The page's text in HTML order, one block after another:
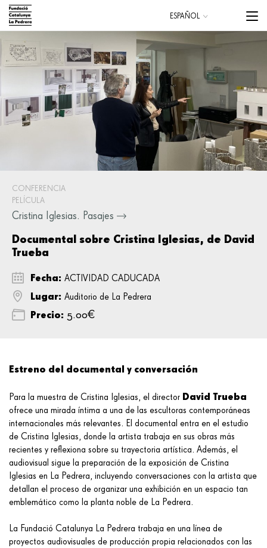
Pasar
contenido
principal
Main
navigation
Menu
CATALÀ
ESPAÑOL
CONFERENCIA
PELÍCULA
Cristina Iglesias. Pasajes
Documental sobre Cristina Iglesias, de David
Trueba
Fecha: ACTIVIDAD CADUCADA
Lugar: Auditorio de La Pedrera
Precio: 5.00€
Estreno del documental y conversación
Para la muestra de Cristina Iglesias, el director David Trueba
ofrece una mirada íntima a una de las escultoras contemporáneas
internacionales más relevantes. El documental entra en el estudio
de Cristina Iglesias, donde la artista trabaja en sus obras más
recientes y reflexiona sobre su trayectoria artística. Además, el
audiovisual sigue la preparación de la exposición de Cristina
Iglesias en La Pedrera, incluyendo conversaciones con la artista que
detallan el proceso de organizar una exhibición en un espacio tan
emblemático como la planta noble de La Pedrera.
La Fundació Catalunya La Pedrera trabaja en una línea de
proyectos audiovisuales de producción propia relacionados con las